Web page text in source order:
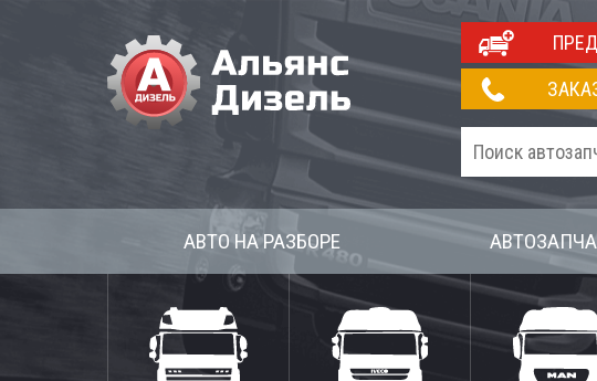
АВТО НА РАЗБОРЕ